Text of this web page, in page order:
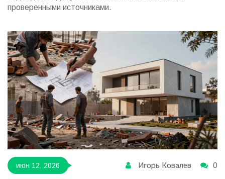
проверенными источниками.
июн 12, 2026 Игорь Ковалев 0